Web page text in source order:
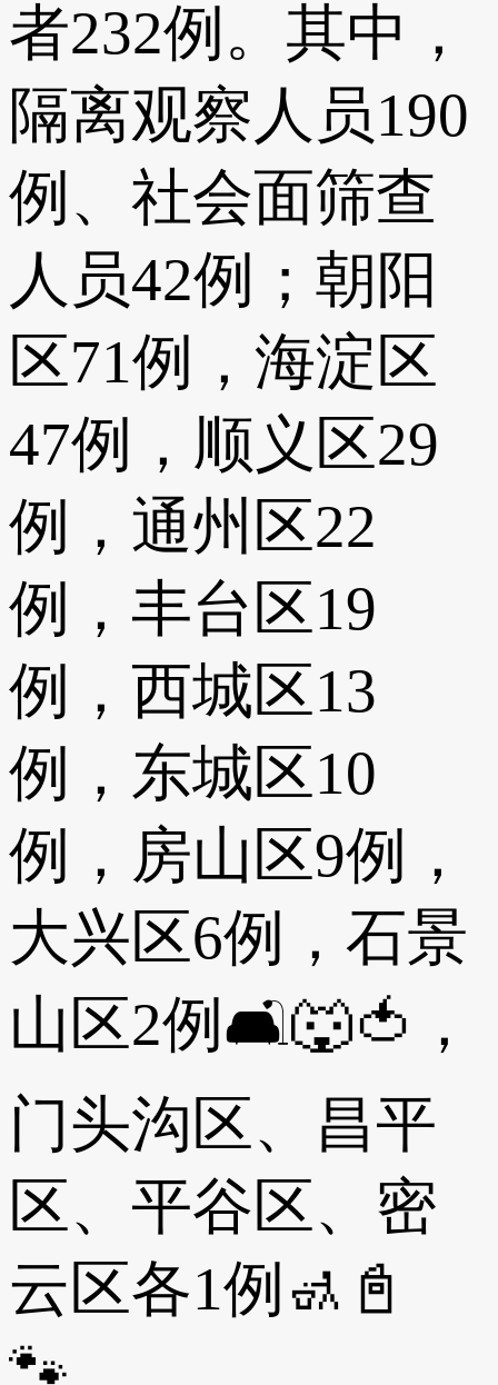
者232例。其中，
隔离观察人员190
例、社会面筛查
人员42例；朝阳
区71例，海淀区
47例，顺义区29
例，通州区22
例，丰台区19
例，西城区13
例，东城区10
例，房山区9例，
大兴区6例，石景
山区2例🛋🐺🍅，
门头沟区、昌平
区、平谷区、密
云区各1例🚮📓